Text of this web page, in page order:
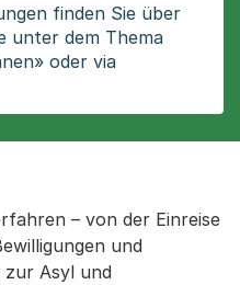
finden Sie über
unter dem Thema
oder via
– von der Einreise
und
zur Asyl und